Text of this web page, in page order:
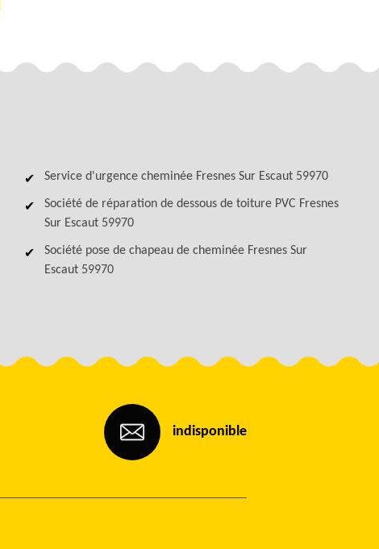
Service d'urgence cheminée Fresnes Sur Escaut 59970
Société de réparation de dessous de toiture PVC Fresnes
Sur Escaut 59970
Société pose de chapeau de cheminée Fresnes Sur
Escaut 59970
indisponible